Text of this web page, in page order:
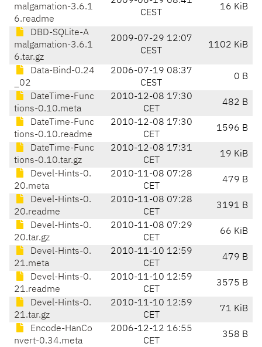
malgamation-3.6.1
6.readme
CEST
16 KiB
DBD-SQLite-A
malgamation-3.6.1
6.tar.gz
2009-07-29 12:07
CEST
1102 KiB
Data-Bind-0.24
_02
2006-07-19 08:37
CEST
0 B
DateTime-Func
tions-0.10.meta
2010-12-08 17:30
CET
482 B
DateTime-Func
tions-0.10.readme
2010-12-08 17:30
CET
1596 B
DateTime-Func
tions-0.10.tar.gz
2010-12-08 17:31
CET
19 KiB
Devel-Hints-0.
20.meta
2010-11-08 07:28
CET
479 B
Devel-Hints-0.
20.readme
2010-11-08 07:28
CET
3191 B
Devel-Hints-0.
20.tar.gz
2010-11-08 07:29
CET
66 KiB
Devel-Hints-0.
21.meta
2010-11-10 12:59
CET
479 B
Devel-Hints-0.
21.readme
2010-11-10 12:59
CET
3575 B
Devel-Hints-0.
21.tar.gz
2010-11-10 12:59
CET
71 KiB
Encode-HanCo
nvert-0.34.meta
2006-12-12 16:55
CET
358 B